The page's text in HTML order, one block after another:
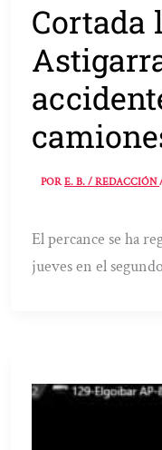
Cortada
PORE. B. / REDACCIÓN
El percance se ha
jueves en el